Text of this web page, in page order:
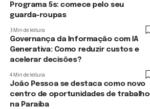
Programa 5s: comece pelo seu
guarda-roupas
3 Min de leitura
Governança da Informação com IA
Generativa: Como reduzir custos e
acelerar decisões?
4 Min de leitura
João Pessoa se destaca como novo
centro de oportunidades de trabalho
na Paraíba